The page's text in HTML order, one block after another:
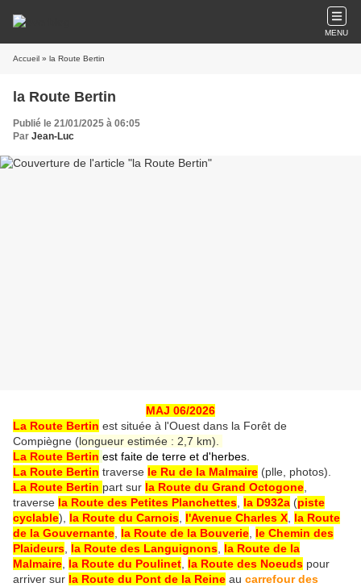
MENU
Accueil » la Route Bertin
la Route Bertin
Publié le 21/01/2025 à 06:05
Par Jean-Luc
MAJ 06/2026
La Route Bertin est située à l'Ouest dans la Forêt de
Compiègne (longueur estimée : 2,7 km).
La Route Bertin est faite de terre et d'herbes.
La Route Bertin traverse le Ru de la Malmaire (plle, photos).
La Route Bertin part sur la Route du Grand Octogone
traverse la Route des Petites Planchettes la D932a (piste
cyclable), la Route du Carnois l'Avenue Charles X la Route
de la Gouvernante la Route de la Bouverie le Chemin des
Plaideurs la Route des Languignons la Route de la
Malmaire la Route du Poulinet la Route des Noeuds pour
arriver sur la Route du Pont de la Reine au carrefour des